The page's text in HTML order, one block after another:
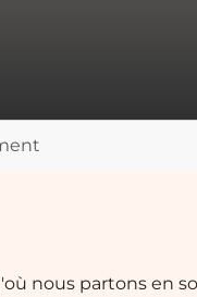
"Le camp 2026"
nous partons en